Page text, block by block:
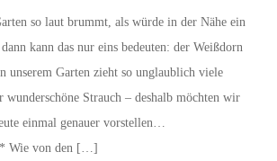
so laut brummt, als würde in der Nähe ein
kann das nur eins bedeuten: der Weißdorn
unserem Garten zieht so unglaublich viele
wunderschöne Strauch – deshalb möchten wir
einmal genauer vorstellen…
Wie von den […]